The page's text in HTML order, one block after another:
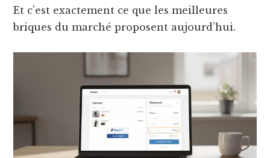
Et c’est exactement ce que les meilleures
briques du marché proposent aujourd’hui.